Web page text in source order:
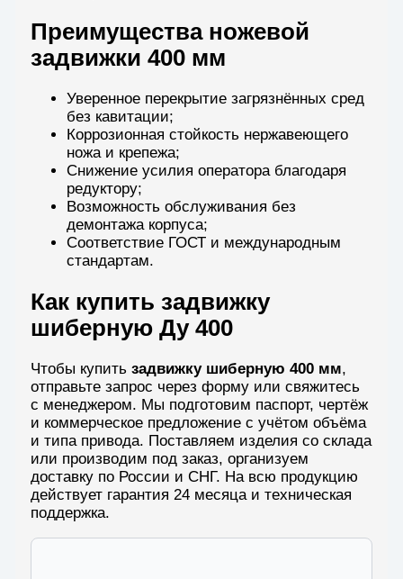
Преимущества ножевой
задвижки 400 мм
Уверенное перекрытие загрязнённых сред
без кавитации;
Коррозионная стойкость нержавеющего
ножа и крепежа;
Снижение усилия оператора благодаря
редуктору;
Возможность обслуживания без
демонтажа корпуса;
Соответствие ГОСТ и международным
стандартам.
Как купить задвижку
шиберную Ду 400
Чтобы купитьзадвижку шиберную 400 мм,
отправьте запрос через форму или свяжитесь
с менеджером. Мы подготовим паспорт, чертёж
и коммерческое предложение с учётом объёма
и типа привода. Поставляем изделия со склада
или производим под заказ, организуем
доставку по России и СНГ. На всю продукцию
действует гарантия 24 месяца и техническая
поддержка.